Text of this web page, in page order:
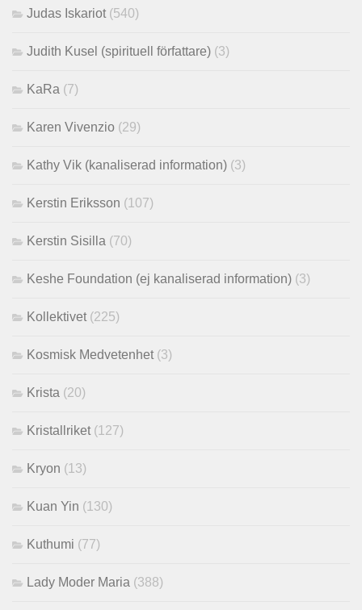
Judas Iskariot (540)
Judith Kusel (spirituell författare) (3)
KaRa (7)
Karen Vivenzio (29)
Kathy Vik (kanaliserad information) (3)
Kerstin Eriksson (107)
Kerstin Sisilla (70)
Keshe Foundation (ej kanaliserad information) (3)
Kollektivet (225)
Kosmisk Medvetenhet (3)
Krista (20)
Kristallriket (127)
Kryon (13)
Kuan Yin (130)
Kuthumi (77)
Lady Moder Maria (388)